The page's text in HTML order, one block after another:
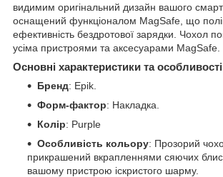
видимим оригінальний дизайн вашого
оснащений функціоналом MagSafe, що
ефективність бездротової зарядки. Чохол
усіма пристроями та аксесуарами MagSafe.
Основні характеристики та
Бренд: Epik.
Форм-фактор: Накладка.
Колір: Purple
Особливість кольору: Прозорий
прикрашений вкрапленнями сяючих
вашому пристрою іскристого шарму.